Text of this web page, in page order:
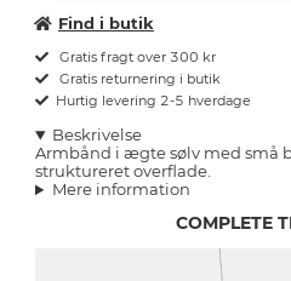
Find i butik
Gratis fragt over 300 kr
Gratis returnering i butik
Hurtig levering 2-5 hverdage
Beskrivelse
Armbånd i ægte sølv med små
struktureret overflade.
Mere information
COMPLETE